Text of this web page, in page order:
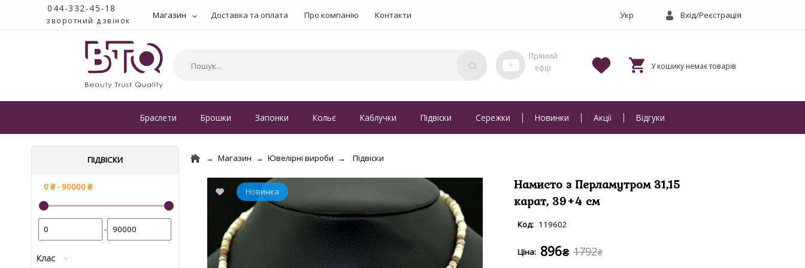
044-332-45-18
зворотний дзвінок Магазин Доставка та оплата Про компанію Контакти Вхід/Реєстрація
Браслети Брошки Запонки Кольє Каблучки Підвіски Сережки Новинки Акції Відгуки
ПІДВІСКИ
-
Клас
Магазин Ювелірні вироби Підвіски
Намисто з Перламутром 31,15
карат, 39+4 см
119602
1792₴
896₴